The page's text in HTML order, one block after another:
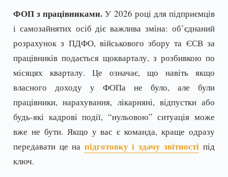
ФОП з працівниками. У 2026 році для підприємців
і самозайнятих осіб діє важлива зміна: об’єднаний
розрахунок з ПДФО, військового збору та ЄСВ за
працівників подається щокварталу, з розбивкою по
місяцях кварталу. Це означає, що навіть якщо
власного доходу у ФОПа не було, але були
працівники, нарахування, лікарняні, відпустки або
будь-які кадрові події, “нульовою” ситуація може
вже не бути. Якщо у вас є команда, краще одразу
передавати це на підготовку і здачу звітності під
ключ.